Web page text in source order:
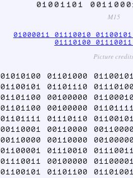
01001101
M15
01000011 01110010
01110100
Picture
01010100 01101000
01100101 01101110
01101100 00100000
01101100 00100000
01101111 01110110
00110001 00110000
00110000 00110000
01100001 01110010
01110011 00100000
01100101 01101100